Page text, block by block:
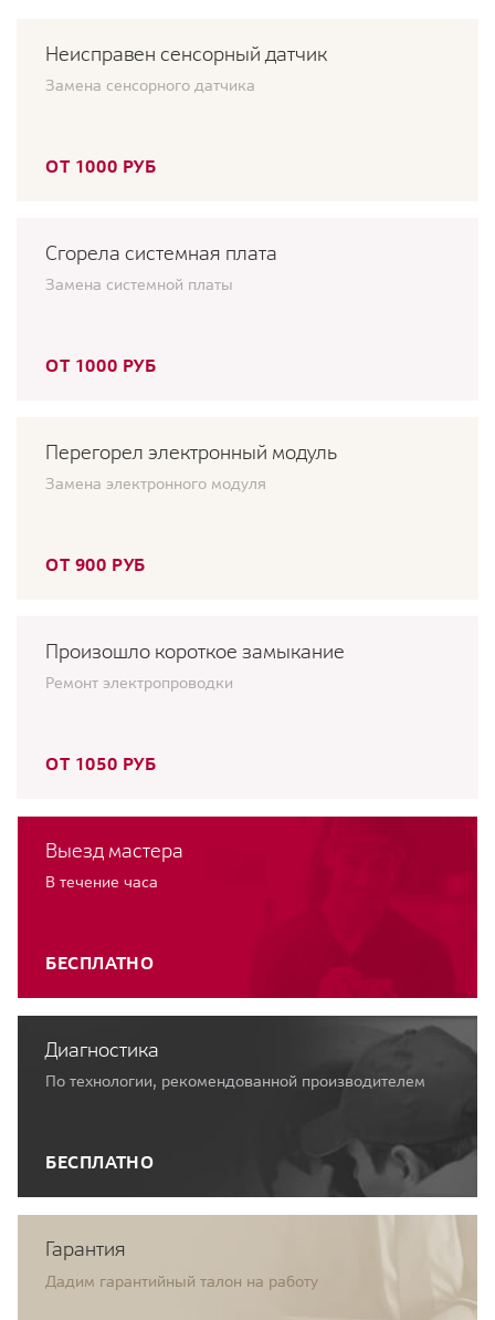
Неисправен сенсорный датчик
Замена сенсорного датчика
ОТ 1000 РУБ
Сгорела системная плата
Замена системной платы
ОТ 1000 РУБ
Перегорел электронный модуль
Замена электронного модуля
ОТ 900 РУБ
Произошло короткое замыкание
Ремонт электропроводки
ОТ 1050 РУБ
Выезд мастера
В течение часа
БЕСПЛАТНО
Диагностика
По технологии, рекомендованной производителем
БЕСПЛАТНО
Гарантия
Дадим гарантийный талон на работу